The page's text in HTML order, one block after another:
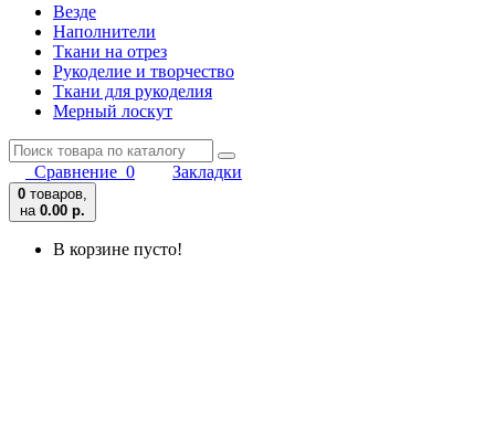
Везде
Наполнители
Ткани на отрез
Рукоделие и творчество
Ткани для рукоделия
Мерный лоскут
Сравнение 0 Закладки
0 товаров,
на 0.00 р.
В корзине пусто!